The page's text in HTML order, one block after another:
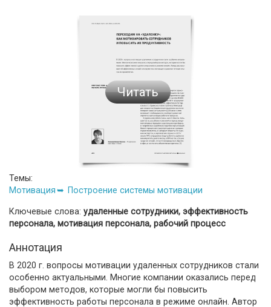
Читать
Темы:
Мотивация
Построение системы мотивации
Ключевые слова: удаленные сотрудники, эффективность
персонала, мотивация персонала, рабочий процесс
Аннотация
В 2020 г. вопросы мотивации удаленных сотрудников стали
особенно актуальными. Многие компании оказались перед
выбором методов, которые могли бы повысить
эффективность работы персонала в режиме онлайн. Автор